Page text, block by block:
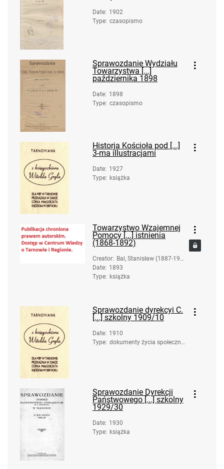
Date: 1902
Type: czasopismo
Sprawozdanie Wydziału
Towarzystwa [...]
października 1898
Date: 1898
Type: czasopismo
Historja Kościoła pod [...]
3-ma illustracjami
Date: 1927
Type: książka
Towarzystwo Wzajemnej
Pomocy [...] istnienia
(1868-1892)
Creator: Bal, Stanisław (1887-196
4)
Date: 1893
Type: książka
Sprawozdanie dyrekcyi C.
[...] szkolny 1909/10
Date: 1910
Type: dokumenty życia społeczne
Sprawozdanie Dyrekcji
Państwowego [...] szkolny
1929/30
Date: 1930
Type: książka